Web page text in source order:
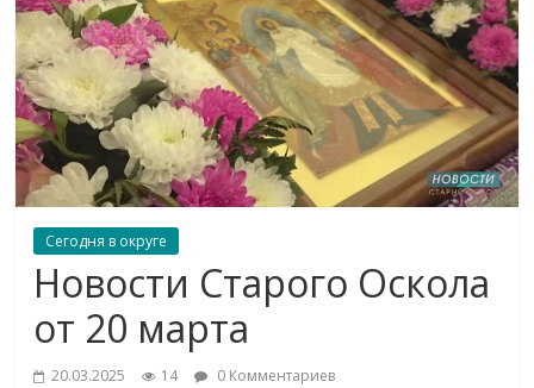
Сегодня в округе
Новости Старого Оскола
от 20 марта
20.03.2025 14 0 Комментариев